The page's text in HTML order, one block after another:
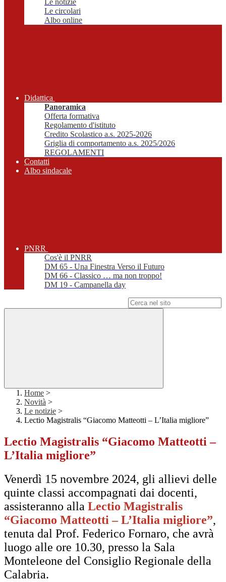
Le notizie
Le circolari
Albo online
Didattica
Panoramica
Offerta formativa
Regolamento d'istituto
Credito Scolastico a.s. 2025-2026
Griglia di comportamento a.s. 2025/2026
REGOLAMENTI
Contatti
Albo sindacale
PNRR
Cos'è il PNRR
DM 65 - Una Finestra Verso il Futuro
DM 66 - Classico … ma non troppo!
DM 19 - Campanella day
Home >
Novità >
Le notizie >
Lectio Magistralis “Giacomo Matteotti – L’Italia migliore”
Lectio Magistralis “Giacomo Matteotti –
L’Italia migliore”
Venerdì 15 novembre 2024, gli allievi delle
quinte classi accompagnati dai docenti,
assisteranno alla Lectio Magistralis
“Giacomo Matteotti – L’Italia migliore”,
tenuta dal Prof. Federico Fornaro, che avrà
luogo alle ore 10.30, presso la Sala
Monteleone del Consiglio Regionale della
Calabria.